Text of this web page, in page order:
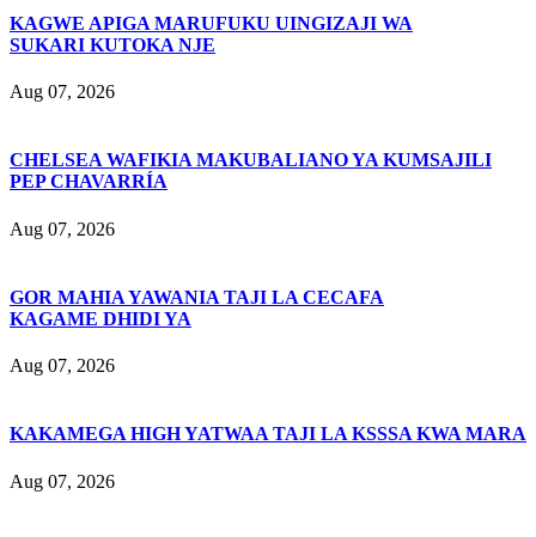
KAGWE APIGA MARUFUKU UINGIZAJI WA
SUKARI KUTOKA NJE
Aug 07, 2026
CHELSEA WAFIKIA MAKUBALIANO YA KUMSAJILI
PEP CHAVARRÍA
Aug 07, 2026
GOR MAHIA YAWANIA TAJI LA CECAFA
KAGAME DHIDI YA
Aug 07, 2026
KAKAMEGA HIGH YATWAA TAJI LA KSSSA KWA MARA
Aug 07, 2026